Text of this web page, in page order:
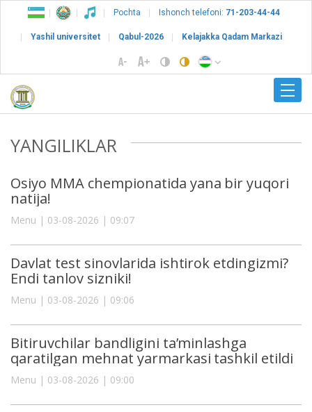
Pochta Ishonch telefoni: 71-203-44-44
Yashil universitet Qabul-2026 Kelajakka Qadam Markazi
YANGILIKLAR
Osiyo MMA chempionatida yana bir yuqori
natija!
Menu | 03-08-2026 | 09:07
Davlat test sinovlarida ishtirok etdingizmi?
Endi tanlov sizniki!
Menu | 03-08-2026 | 09:06
Bitiruvchilar bandligini ta’minlashga
qaratilgan mehnat yarmarkasi tashkil etildi
Menu | 03-08-2026 | 09:00